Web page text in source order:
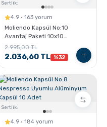
Sertlik:
4.9 · 163 yorum
Moliendo Kapsül No:10
Avantaj Paketi 10x10
Nespresso Uyumlu
Alüminyum Kapsül 100 Adet
2.995,00 TL
2.036,60 TL %32
Sertlik:
4.9 · 184 yorum